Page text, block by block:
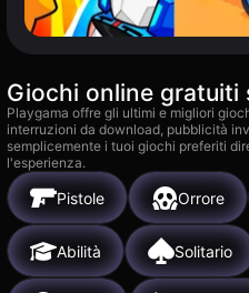
Giochi online gratuiti
Playgama offre gli ultimi e migliori
interruzioni da download, pubblicità
semplicemente i tuoi giochi preferiti
l'esperienza.
Pistole Orrore
Abilità Solitario